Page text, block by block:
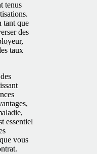
tenus
tant que
des
taux
essentiel
vous